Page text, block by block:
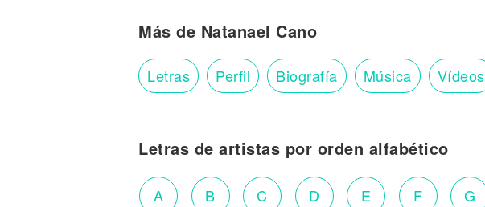
Más de Natanael Cano
Letras Perfil Biografía Música Vídeos
Letras de artistas por orden alfabético
A B C D E F G